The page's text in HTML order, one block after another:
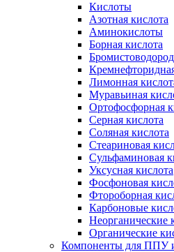
Кислоты
Азотная кислота
Аминокислоты
Борная кислота
Лимонная
Муравьиная
Ортофосфорная
Серная кислота
Соляная кислота
Стеариновая
Сульфаминовая
Уксусная кислота
Фосфоновая
Фтороборная
Карбоновые
Неорганические
Органические
Компоненты для ППУ